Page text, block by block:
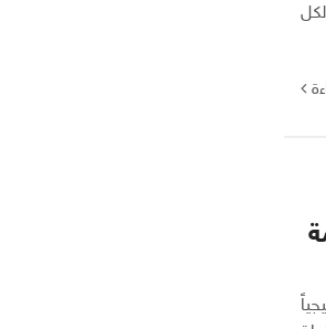
لكل